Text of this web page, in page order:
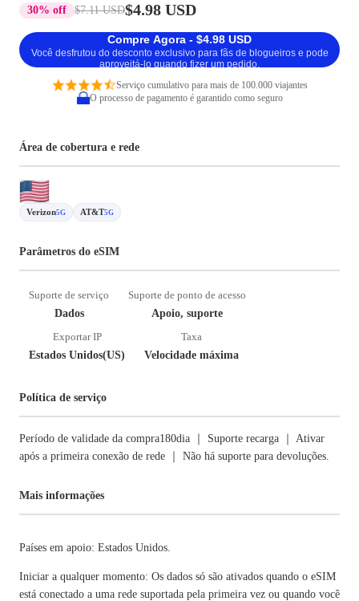
30% off $7.11 USD$4.98 USD
Compre Agora - $4.98 USD
Você desfrutou do desconto exclusivo para fãs de blogueiros e pode
aproveitá-lo quando fizer um pedido.
Serviço cumulativo para mais de 100.000 viajantes
O processo de pagamento é garantido como seguro
Área de cobertura e rede
Verizon5G AT&T5G
Parâmetros do eSIM
Suporte de serviço
Dados
Suporte de ponto de acesso
Apoio, suporte
Exportar IP
Estados Unidos(US)
Taxa
Velocidade máxima
Política de serviço
Período de validade da compra180dia ｜ Suporte recarga ｜ Ativar
após a primeira conexão de rede ｜ Não há suporte para devoluções.
Mais informações
Países em apoio: Estados Unidos.
Iniciar a qualquer momento: Os dados só são ativados quando o eSIM
está conectado a uma rede suportada pela primeira vez ou quando você